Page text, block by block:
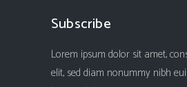
Subscribe
Lorem ipsum dolor sit amet,
elit, sed diam nonummy nibh